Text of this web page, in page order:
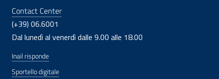
Contact Center
(+39) 06.6001
Dal lunedì al venerdì dalle 9.00 alle 18.00
Inail risponde
Sportello digitale